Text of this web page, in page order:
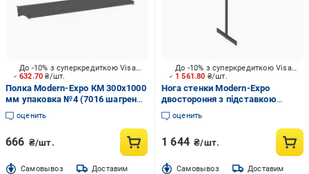
632.70₴/шт.
До -10% з суперкредиткою Visa Вигода
Полка Modern-Expo КМ 300х1000
мм упаковка №4 (7016 шагрень
мат) антрацит
оценить
666 ₴/шт.
Cамовывоз Доставим
1 561.80 ₴/шт.
До -10% з суперкредиткою Visa Вигода
Нога стенки Modern-Expo
двостороння з підставкою
упаковка 7016 антрацит
оценить
1 644 ₴/шт.
Cамовывоз Доставим